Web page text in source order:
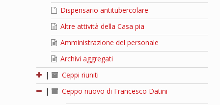
Dispensario antitubercolare
Altre attività della Casa pia
Amministrazione del personale
Archivi aggregati
|
Ceppi riuniti
|
Ceppo nuovo di Francesco Datini